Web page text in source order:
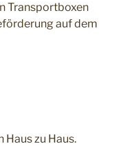
Transportboxen
auf dem
Haus zu Haus.